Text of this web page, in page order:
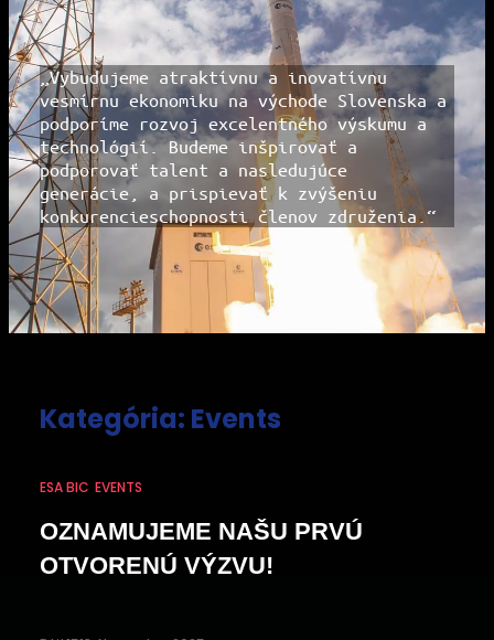
„Vybudujeme atraktívnu a inovatívnu
vesmírnu ekonomiku na východe Slovenska a
podporíme rozvoj excelentného výskumu a
technológií. Budeme inšpirovať a
podporovať talent a nasledujúce
generácie, a prispievať k zvýšeniu
konkurencieschopnosti členov združenia.“
Kategória: Events
ESA BIC EVENTS
OZNAMUJEME NAŠU PRVÚ
OTVORENÚ VÝZVU!